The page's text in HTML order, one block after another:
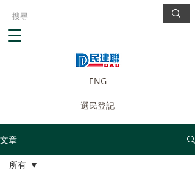
ENG
選民登記
文章
所有